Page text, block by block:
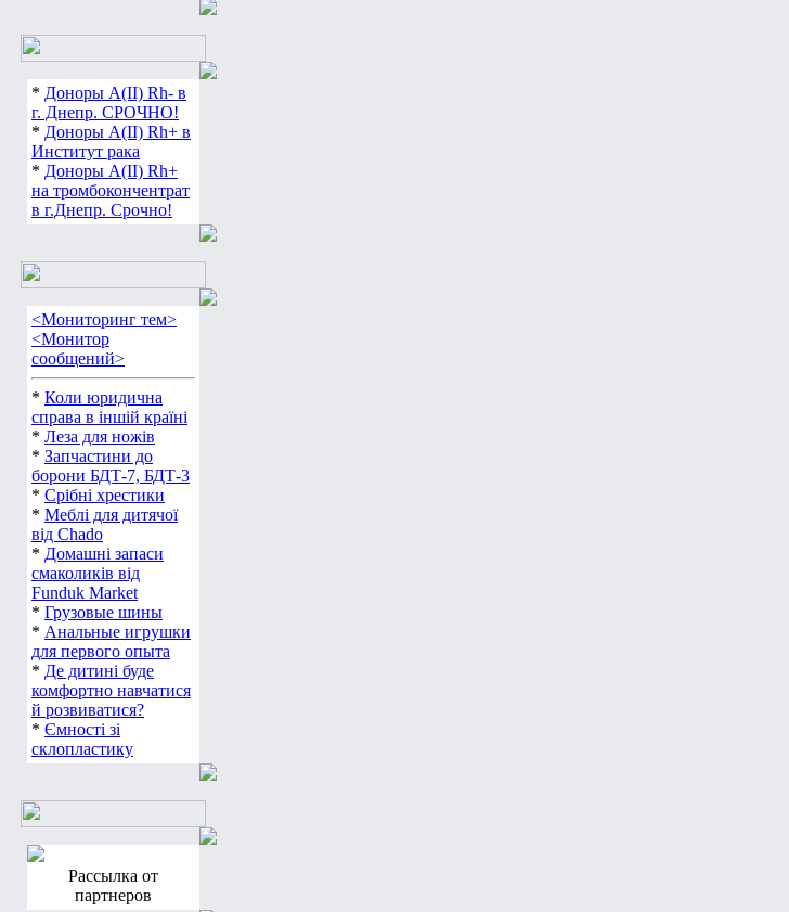
* Доноры А(ІІ) Rh- в
г. Днепр. СРОЧНО!
* Доноры А(ІІ) Rh+ в
Институт рака
* Доноры А(ІІ) Rh+
на тромбокончентрат
в г.Днепр. Срочно!
<Мониторинг тем>
<Монитор
сообщений>
* Коли юридична
справа в іншій країні
* Леза для ножів
* Запчастини до
борони БДТ-7, БДТ-3
* Срібні хрестики
* Меблі для дитячої
від Chado
* Домашні запаси
смаколиків від
Funduk Market
* Грузовые шины
* Анальные игрушки
для первого опыта
* Де дитині буде
комфортно навчатися
й розвиватися?
* Ємності зі
склопластику
Рассылка от
партнеров